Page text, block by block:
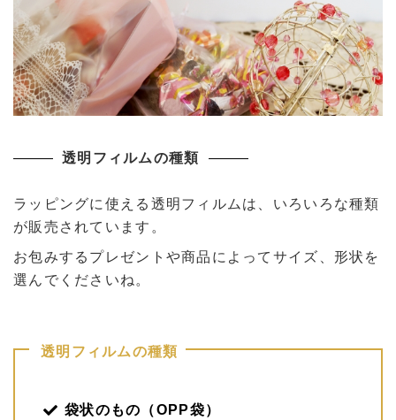
透明フィルムの種類
ラッピングに使える透明フィルムは、いろいろな種類
が販売されています。
お包みするプレゼントや商品によってサイズ、形状を
選んでくださいね。
透明フィルムの種類
袋状のもの（OPP袋）